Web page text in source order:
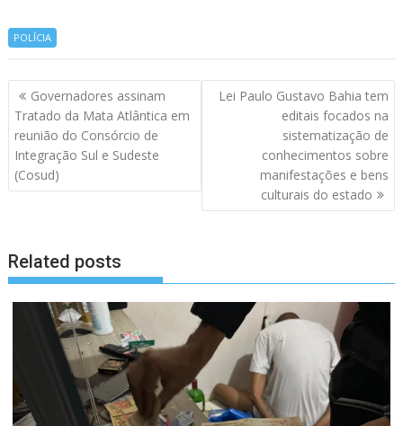
POLÍCIA
Navegação
de
artigos
Governadores assinam
Tratado da Mata Atlântica em
reunião do Consórcio de
Integração Sul e Sudeste
(Cosud)
Lei Paulo Gustavo Bahia tem
editais focados na
sistematização de
conhecimentos sobre
manifestações e bens
culturais do estado
Related posts